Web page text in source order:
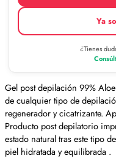
Ya
¿Tienes
Gel post depilación 99%
de cualquier tipo de
regenerador y cicatrizante.
Producto post depilatorio
estado natural tras este tipo
piel hidratada y equilibrada .